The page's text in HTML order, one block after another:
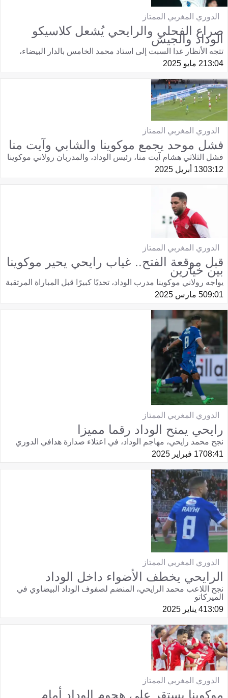
الدوري المغربي الممتاز
صراع الفحلي والرايحي يُشعل كلاسيكو
الوداد والجيش
تتجه الأنظار غدا السبت إلى استاد محمد الخامس بالدار البيضاء،
13:042 مايو 2025
الدوري المغربي الممتاز
فشل موحد يجمع موكوينا والشابي وآيت منا
فشل الثلاثي هشام آيت منا، رئيس الوداد، والمدربان رولاني موكوينا
03:1213 أبريل 2025
الدوري المغربي الممتاز
قبل موقعة الفتح.. غياب رايحي يحير موكوينا
بين خيارين
يواجه رولاني موكوينا مدرب الوداد، تحديًا كبيرًا قبل المباراة المرتقبة
09:015 مارس 2025
الدوري المغربي الممتاز
رايحي يمنح الوداد رقما مميزا
نجح محمد رايحي، مهاجم الوداد، في اعتلاء صدارة هدافي الدوري
08:4117 فبراير 2025
الدوري المغربي الممتاز
الرايحي يخطف الأضواء داخل الوداد
نجح اللاعب محمد الرايحي، المنضم لصفوف الوداد البيضاوي في
الميركاتو
13:094 يناير 2025
الدوري المغربي الممتاز
موكوينا يستقر على هجوم الوداد أمام